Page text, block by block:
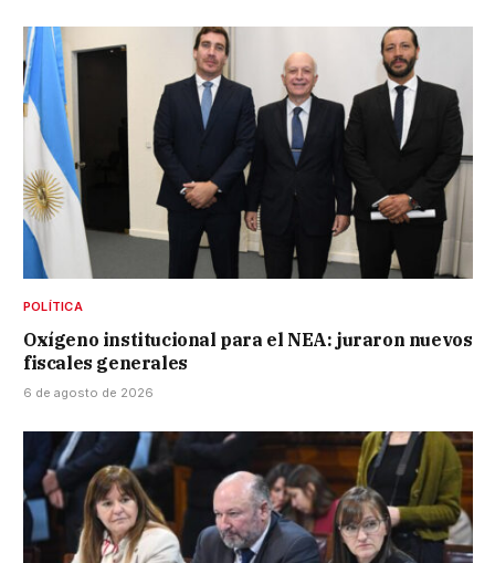
POLÍTICA
Oxígeno institucional para el NEA: juraron nuevos
fiscales generales
6 de agosto de 2026